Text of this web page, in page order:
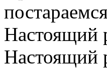
Настоящий
Настоящий